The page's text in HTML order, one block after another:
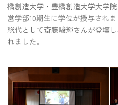
橋創造大学・豊橋創造大学大学
営学部10期生に学位が授与され
総代として斎藤駿輝さんが登壇
れました。